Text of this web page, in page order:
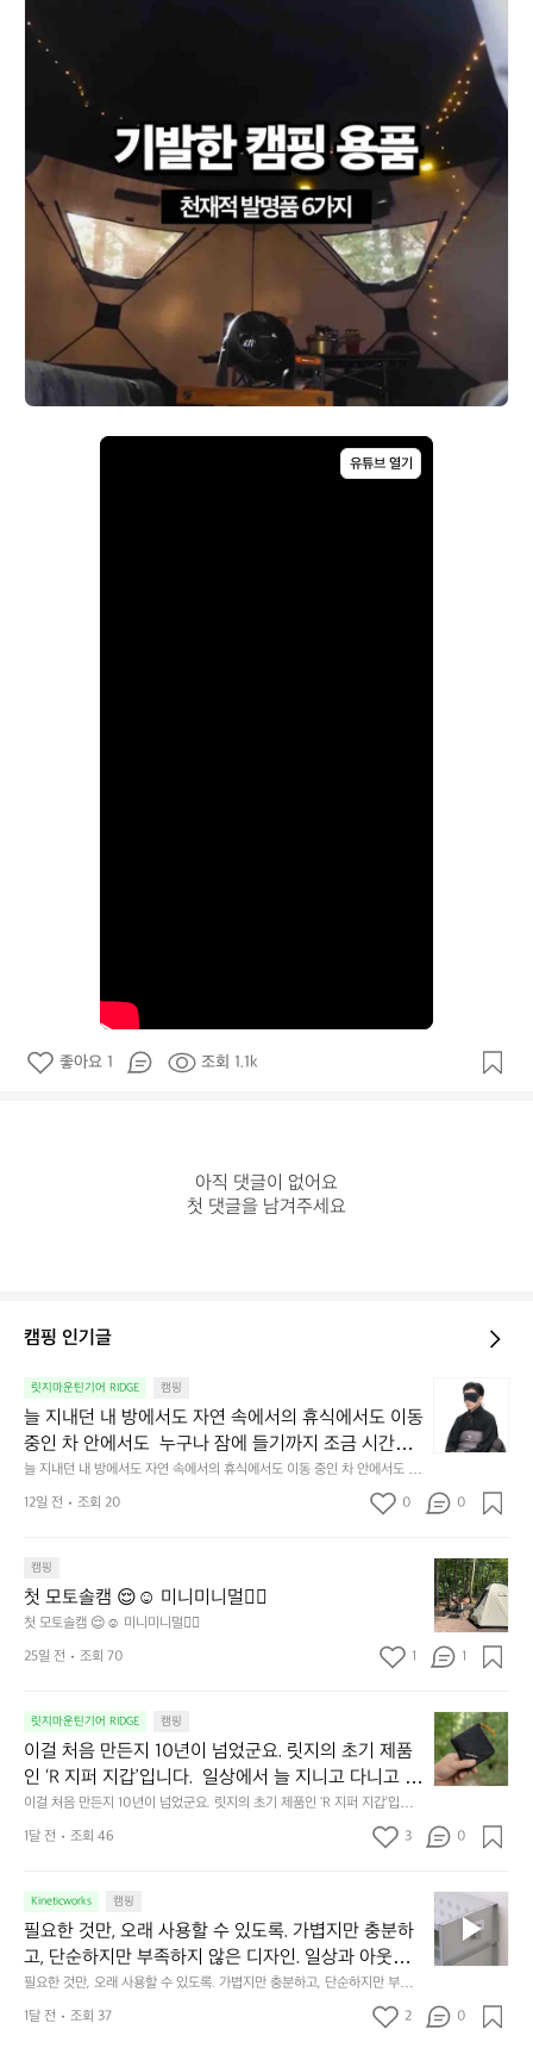
공
식
유튜브 열기
좋아요 1 조회 1.1k
아직 댓글이 없어요
첫 댓글을 남겨주세요
캠핑 인기글
릿지마운틴기어 RIDGE 캠핑
늘 지내던 내 방에서도 자연 속에서의 휴식에서도 이동
중인 차 안에서도  누구나 잠에 들기까지 조금 시간이
걸리는 순간이 있습니다.  그럴 때는 차분하게 눈을 가
려보세요. 마치 암막 커튼을 조용히 내리듯이.  Polarte
c® Wind Pro™의 온기가 눈가를 포근히 감싸줍니다.
줍니다.  이 슬립 웜을 쓰는 것만으로 그곳은 나만의 밤
이 됩니다.  안녕히 주무세요.
늘 지내던 내 방에서도 자연 속에서의 휴식에서도 이동 중인 차 안에서도  누
구나 잠에 들기까지 조금 시간이 걸리는 순간이 있습니다.  그럴 때는 차분하
게 눈을 가려보세요. 마치 암막 커튼을 조용히 내리듯이.  Polartec® Wind
밤이 됩니다.  안녕히 주무세요.
내
던
방
도
자
연
속
에
의
휴
식
에
도
이
중
인
차
안
서
도
12일 전 조회 20 0 0
캠핑
첫 모토솔캠 😌☺️ 미니미니멀👌🏼
첫 모토솔캠 😌☺️ 미니미니멀👌🏼
첫
모
토
솔
캠
☺️
미
니
미
멀
👌🏼
25일 전 조회 70 1 1
릿지마운틴기어 RIDGE 캠핑
이걸 처음 만든지 10년이 넘었군요. 릿지의 초기 제품
인 ‘R 지퍼 지갑’입니다.  일상에서 늘 지니고 다니고 싶
어지는 물건에는 크기, 무게, 형태, 색감 사이의 아주 미
묘한 밸런스가 존재합니다.  예를 들자면 일에 집중하
느라 책상 위 가장자리에 대충 걸쳐 놓아도 시야에 걸
는 균형감에서 출발했습니다.  그중에서도 슬림함에 철
저히 집착했습니다. 튼튼한 내구도와 넉넉한 수납력을
해치치 않는 선에서, 가장 가볍고 얇게 설계했습니다.
이 디자인과 사용감은, 꼭 직접 손으로 만져보며 경험
해 보시기를 바랍니다.
이걸 처음 만든지 10년이 넘었군요. 릿지의 초기 제품인 ‘R 지퍼 지갑’입니
다.  일상에서 늘 지니고 다니고 싶어지는 물건에는 크기, 무게, 형태, 색감
사이의 아주 미묘한 밸런스가 존재합니다.  예를 들자면 일에 집중하느라 책
철저히 집착했습니다. 튼튼한 내구도와 넉넉한 수납력을 해치치 않는 선에
서, 가장 가볍고 얇게 설계했습니다.  이 디자인과 사용감은, 꼭 직접 손으로
만져보며 경험해 보시기를 바랍니다.
이
걸
처
음
든
0
년
이
넘
군
1달 전 조회 46 3 0
Kineticworks 캠핑
필요한 것만, 오래 사용할 수 있도록. 가볍지만 충분하
고, 단순하지만 부족하지 않은 디자인. 일상과 아웃도
어의 경계를 자연스럽게 이어주는 RIDGE MOUNTAIN
GEAR. 키네틱웍스에서 만나보세요.
필요한 것만, 오래 사용할 수 있도록. 가볍지만 충분하고, 단순하지만 부족하
지 않은 디자인. 일상과 아웃도어의 경계를 자연스럽게 이어주는 RIDGE M
OUNTAIN GEAR. 키네틱웍스에서 만나보세요.
필
요
한
것
오
1달 전 조회 37 2 0